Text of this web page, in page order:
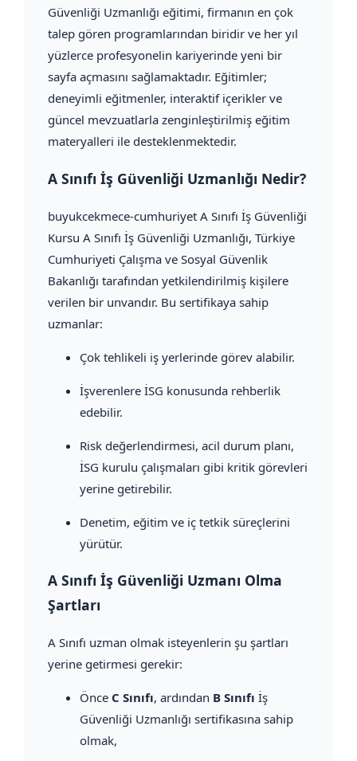
Güvenliği Uzmanlığı eğitimi, firmanın en çok
talep gören programlarından biridir ve her yıl
yüzlerce profesyonelin kariyerinde yeni bir
sayfa açmasını sağlamaktadır. Eğitimler;
deneyimli eğitmenler, interaktif içerikler ve
güncel mevzuatlarla zenginleştirilmiş eğitim
materyalleri ile desteklenmektedir.
A Sınıfı İş Güvenliği Uzmanlığı Nedir?
buyukcekmece-cumhuriyet A Sınıfı İş Güvenliği
Kursu A Sınıfı İş Güvenliği Uzmanlığı, Türkiye
Cumhuriyeti Çalışma ve Sosyal Güvenlik
Bakanlığı tarafından yetkilendirilmiş kişilere
verilen bir unvandır. Bu sertifikaya sahip
uzmanlar:
Çok tehlikeli iş yerlerinde görev alabilir.
İşverenlere İSG konusunda rehberlik
edebilir.
Risk değerlendirmesi, acil durum planı,
İSG kurulu çalışmaları gibi kritik görevleri
yerine getirebilir.
Denetim, eğitim ve iç tetkik süreçlerini
yürütür.
A Sınıfı İş Güvenliği Uzmanı Olma
Şartları
A Sınıfı uzman olmak isteyenlerin şu şartları
yerine getirmesi gerekir:
Önce C Sınıfı, ardından B Sınıfı İş
Güvenliği Uzmanlığı sertifikasına sahip
olmak,